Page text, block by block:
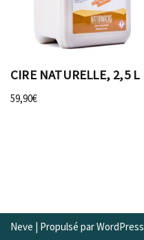
CIRE NATURELLE, 2,5 L
59,90€
Neve | Propulsé parWordPress